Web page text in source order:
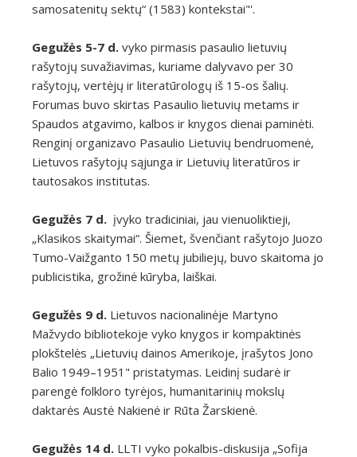
samosatenitų sektų“ (1583) kontekstai"'.
Gegužės 5-7 d. vyko pirmasis pasaulio lietuvių
rašytojų suvažiavimas, kuriame dalyvavo per 30
rašytojų, vertėjų ir literatūrologų iš 15-os šalių.
Forumas buvo skirtas Pasaulio lietuvių metams ir
Spaudos atgavimo, kalbos ir knygos dienai paminėti.
Renginį organizavo Pasaulio Lietuvių bendruomenė,
Lietuvos rašytojų sąjunga ir Lietuvių literatūros ir
tautosakos institutas.
Gegužės 7 d. įvyko tradiciniai, jau vienuoliktieji,
„Klasikos skaitymai“. Šiemet, švenčiant rašytojo Juozo
Tumo-Vaižganto 150 metų jubiliejų, buvo skaitoma jo
publicistika, grožinė kūryba, laiškai.
Gegužės 9 d. Lietuvos nacionalinėje Martyno
Mažvydo bibliotekoje vyko knygos ir kompaktinės
plokštelės „Lietuvių dainos Amerikoje, įrašytos Jono
Balio 1949–1951" pristatymas. Leidinį sudarė ir
parengė folkloro tyrėjos, humanitarinių mokslų
daktarės Austė Nakienė ir Rūta Žarskienė.
Gegužės 14 d. LLTI vyko pokalbis-diskusija „Sofija